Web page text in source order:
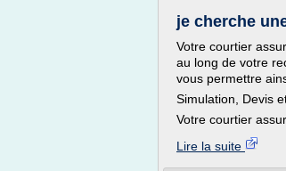
je cherche
Votre courtier
au long de votre
vous permettre
Simulation, Devis
Votre courtier
Lire la suite